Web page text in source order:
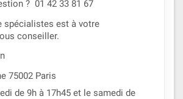
? 01 42 33 81 67
spécialistes est à votre
conseiller.
75002 Paris
de 9h à 17h45 et le samedi de